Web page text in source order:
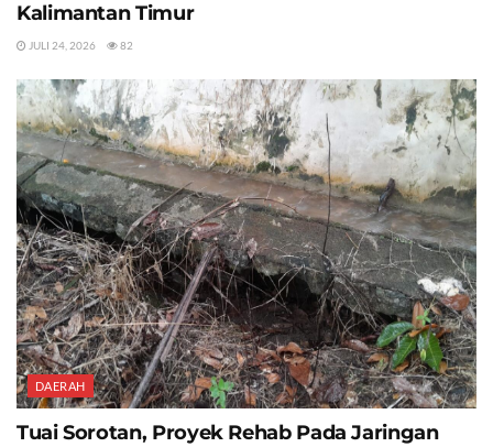
Kalimantan Timur
JULI 24, 2026 82
DAERAH
Tuai Sorotan, Proyek Rehab Pada Jaringan